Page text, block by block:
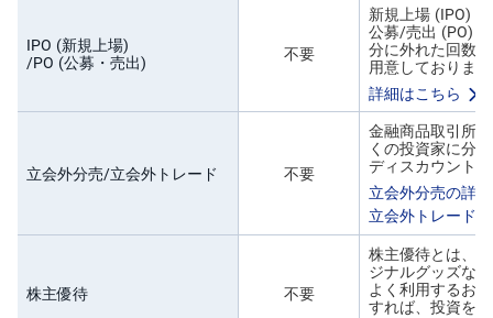
頭
C
セ
キ
テ
ト
ー
IPO (新規上場)
/PO (公募・売出)
不要
新規上場 (IPO)
公募/売出 (PO)
分に外れた回数
用意しておりま
詳細はこちら
立会外分売/立会外トレード 不要
金融商品取引所
くの投資家に分
ディスカウント
立会外分売の詳
立会外トレード
株主優待 不要
株主優待とは、
ジナルグッズな
よく利用するお
すれば、投資を